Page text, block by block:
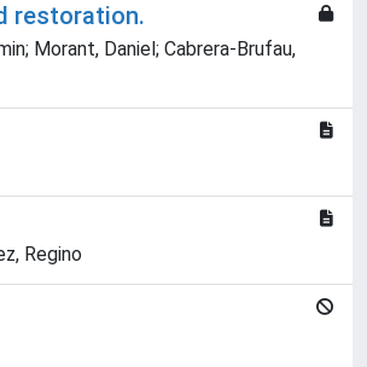
restoration.
Morant, Daniel; Cabrera-Brufau,
Regino